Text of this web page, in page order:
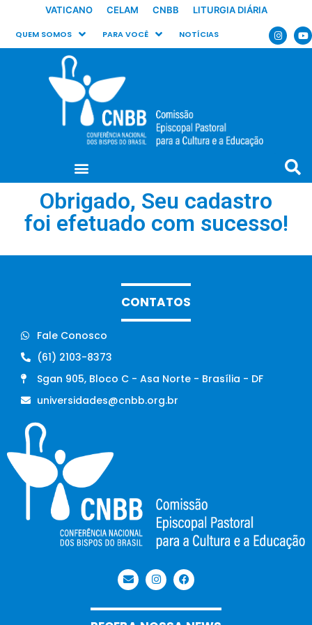
VATICANO CELAM CNBB LITURGIA DIÁRIA
QUEM SOMOS PARA VOCÊ NOTÍCIAS
Obrigado, Seu cadastro
foi efetuado com sucesso!
CONTATOS
Fale Conosco
(61) 2103-8373
Sgan 905, Bloco C - Asa Norte - Brasília - DF
universidades@cnbb.org.br